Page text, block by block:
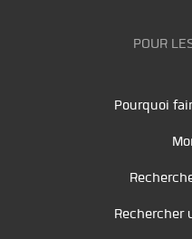
POUR
Pourquoi
Rechercher